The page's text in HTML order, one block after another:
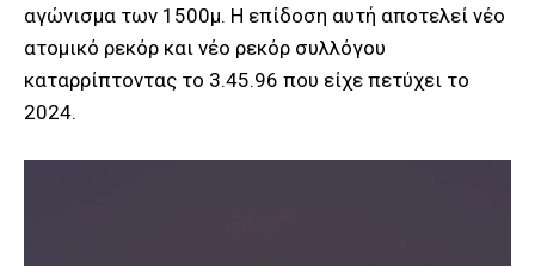
αγώνισμα των 1500μ. Η επίδοση αυτή αποτελεί νέο
ατομικό ρεκόρ και νέο ρεκόρ συλλόγου
καταρρίπτοντας το 3.45.96 που είχε πετύχει το
2024.